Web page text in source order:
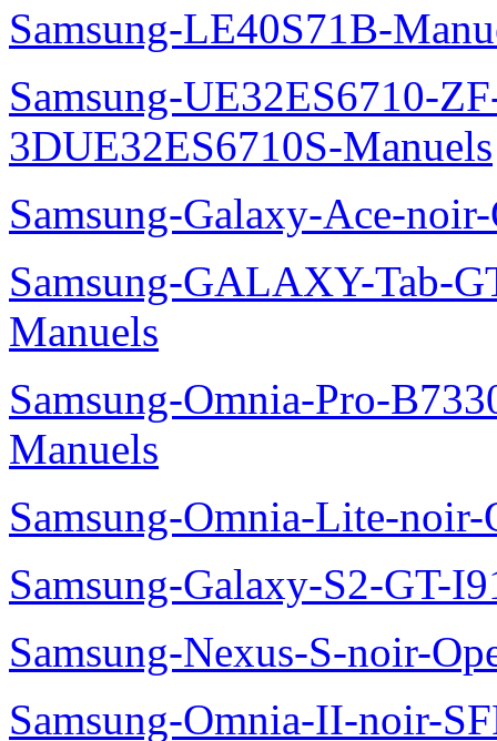
Samsung-LE40S71B-
Samsung-UE32ES6710-
3DUE32ES6710S-Manuels
Samsung-Galaxy-Ace-
Samsung-GALAXY-Tab-
Manuels
Samsung-Omnia-Pro-
Manuels
Samsung-Omnia-Lite-
Samsung-Galaxy-S2-GT-
Samsung-Nexus-S-noir-
Samsung-Omnia-II-noir-